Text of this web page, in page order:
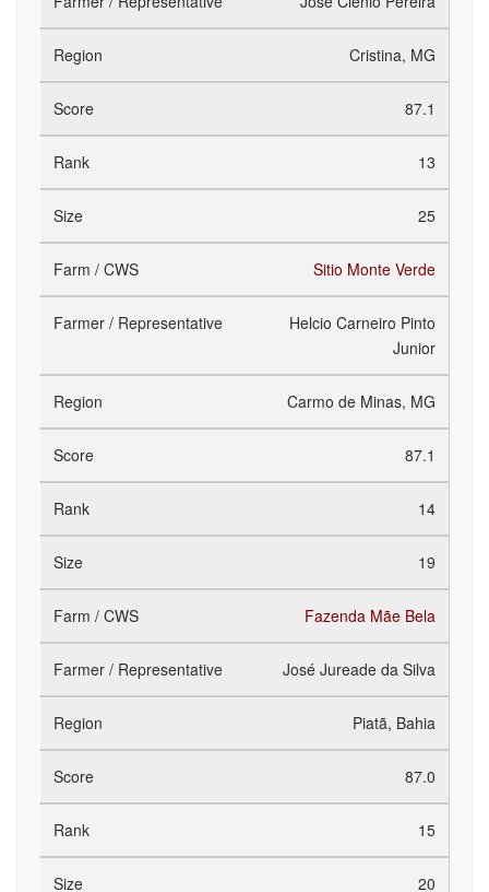
Cristina, MG
87.1
13
25
Sitio Monte Verde
Helcio Carneiro Pinto
Junior
Carmo de Minas, MG
87.1
14
19
Fazenda Mãe Bela
José Jureade da Silva
Piatã, Bahia
87.0
15
20